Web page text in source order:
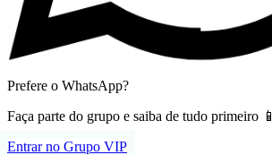
Prefere o WhatsApp?
Faça parte do grupo e saiba de tudo primeiro 📱
Entrar no Grupo VIP